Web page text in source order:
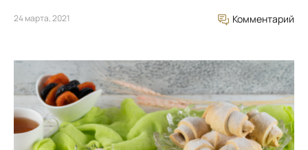
24 марта, 2021 Комментарий